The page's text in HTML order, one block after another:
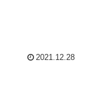
2021.12.28